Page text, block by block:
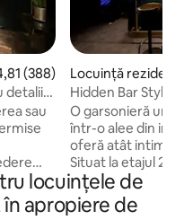
mediu de 4,81 din 5, 388
(388)
detalii
sau
pași de
Locuință
n 1
Hidden Bar Styled
Alleyway
O garsonieră
într-o alee din
oferă atât
Situat la etajul 2
chiar deasupra
BeanThere de la
pentru oaspeții
locuințele de
apropiere de